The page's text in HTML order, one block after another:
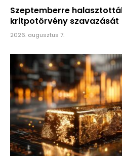
Szeptemberre
kritpotörvény szavazását
2026. augusztus 7.